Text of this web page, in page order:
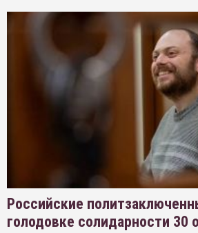
Российские
голодовке солидарности 30